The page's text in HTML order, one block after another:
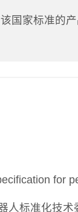
国家标准的
for
人标准化技